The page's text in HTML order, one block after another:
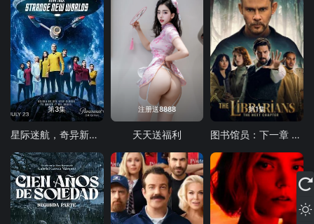
第3集
星际迷航，奇异新世界第四季
注册送8888
天天送福利
第1集
图书馆员：下一章 第二季